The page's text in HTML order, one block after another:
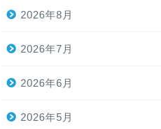
2026年8月
2026年7月
2026年6月
2026年5月